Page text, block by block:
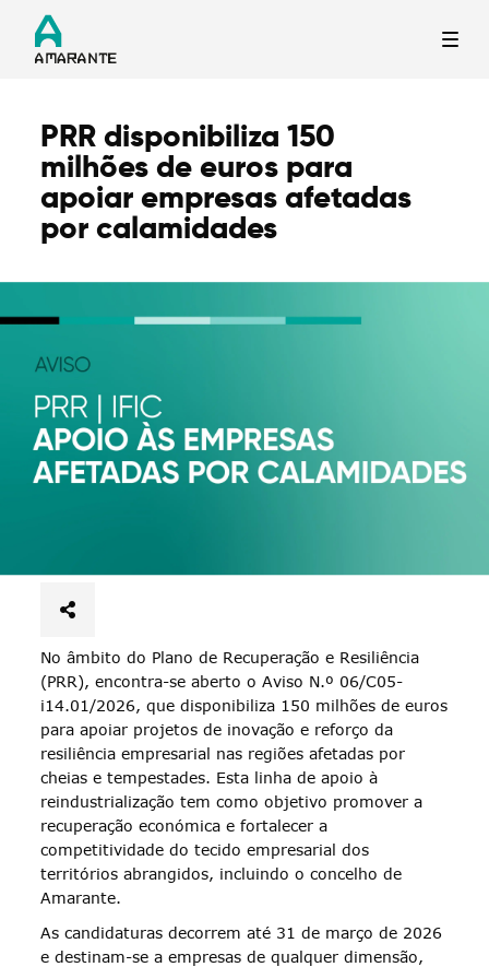
Termo de Pesquisa
Filtros
PRR disponibiliza 150
milhões de euros para
apoiar empresas afetadas
por calamidades
No âmbito do Plano de Recuperação e Resiliência
(PRR), encontra-se aberto o Aviso N.º 06/C05-
i14.01/2026, que disponibiliza 150 milhões de euros
para apoiar projetos de inovação e reforço da
resiliência empresarial nas regiões afetadas por
cheias e tempestades. Esta linha de apoio à
reindustrialização tem como objetivo promover a
recuperação económica e fortalecer a
competitividade do tecido empresarial dos
territórios abrangidos, incluindo o concelho de
Amarante.
As candidaturas decorrem até 31 de março de 2026
e destinam-se a empresas de qualquer dimensão,